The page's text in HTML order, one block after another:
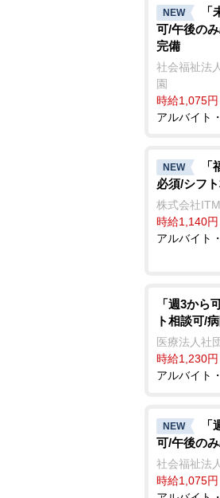
NEW
可/午後の
完備
社会福祉法
園
時給1,075
アルバイト
NEW
必須/シフ
株式会社
時給1,140円
アルバイト
「週3から
ト相談可/
医療法人社
時給1,230円
アルバイト
NEW
可/午後の
社会福祉法
時給1,075円